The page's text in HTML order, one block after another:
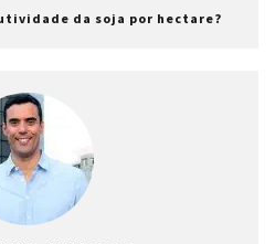
da soja por hectare?